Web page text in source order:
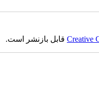
Creativeقابل بازنشر است.